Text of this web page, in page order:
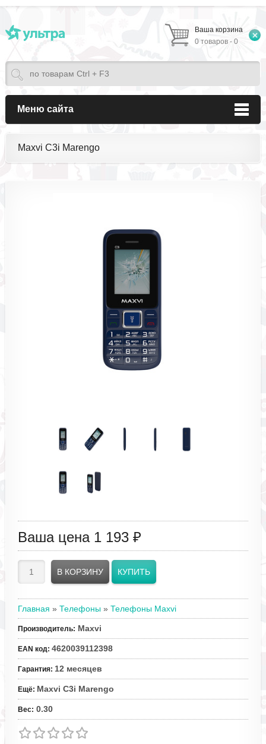
Ваша корзина
0 товаров - 0
Меню сайта
Maxvi C3i Marengo
Ваша цена 1 193 ₽
Главная » Телефоны » Телефоны Maxvi
Производитель: Maxvi
EAN код: 4620039112398
Гарантия: 12 месяцев
Ещё: Maxvi C3i Marengo
Вес: 0.30